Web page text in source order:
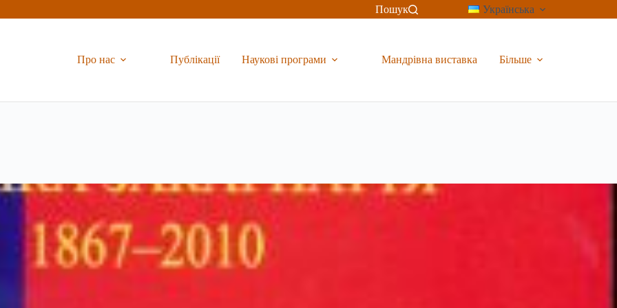
Пошук Українська
Про нас Публікації Наукові програми Мандрівна виставка Більше